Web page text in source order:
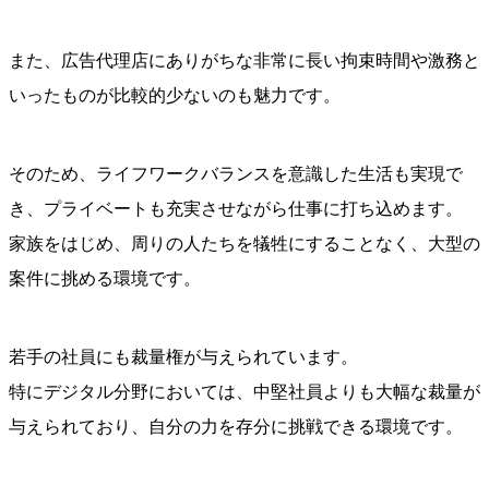
また、広告代理店にありがちな非常に長い拘束時間や激務と
いったものが比較的少ないのも魅力です。
そのため、ライフワークバランスを意識した生活も実現で
き、プライベートも充実させながら仕事に打ち込めます。
家族をはじめ、周りの人たちを犠牲にすることなく、大型の
案件に挑める環境です。
若手の社員にも裁量権が与えられています。
特にデジタル分野においては、中堅社員よりも大幅な裁量が
与えられており、自分の力を存分に挑戦できる環境です。